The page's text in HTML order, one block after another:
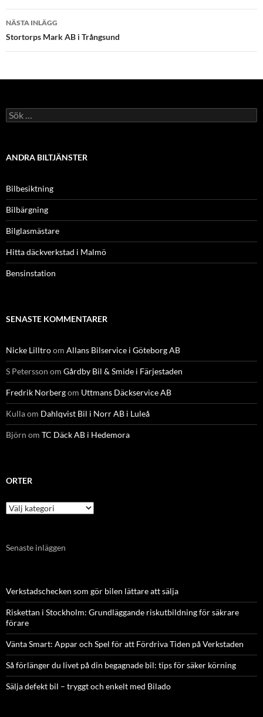
NÄSTA INLÄGG
Stortorps Mark AB i Trångsund
Sök
efter:
ANDRA BILTJÄNSTER
Bilbesiktning
Bilbärgning
Bilglasmästare
Hitta däckverkstad i Malmö
Bensinstation
SENASTE KOMMENTARER
Nicke Lilltroom Allans Bilservice i Göteborg AB
S Petersson om Gårdby Bil & Smide i Färjestaden
Fredrik Norbergom Uttmans Däckservice AB
Kullaom Dahlqvist Bil i Norr AB i Luleå
Björn om TC Däck AB i Hedemora
ORTER
Orter
Senaste inläggen
Verkstadschecken som gör bilen lättare att sälja
Riskettan i Stockholm: Grundläggande riskutbildning för säkrare
förare
Vänta Smart: Appar och Spel för att Fördriva Tiden på Verkstaden
Så förlänger du livet på din begagnade bil: tips för säker körning
Sälja defekt bil – tryggt och enkelt med Bilado